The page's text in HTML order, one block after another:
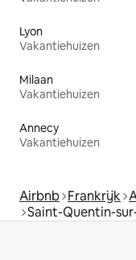
Lyon
Vakantiehuizen
Milaan
Vakantiehuizen
Annecy
Vakantiehuizen
Airbnb Frankrijk
Saint-Quentin-